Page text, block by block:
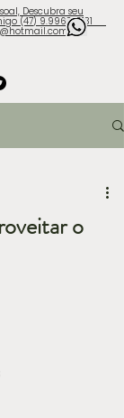
Descubra seu
(47) 9.9960-3131
o